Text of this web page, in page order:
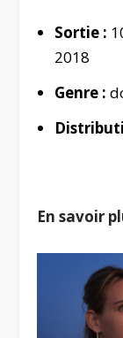
Sortie :
2018
Genre :
En savoir